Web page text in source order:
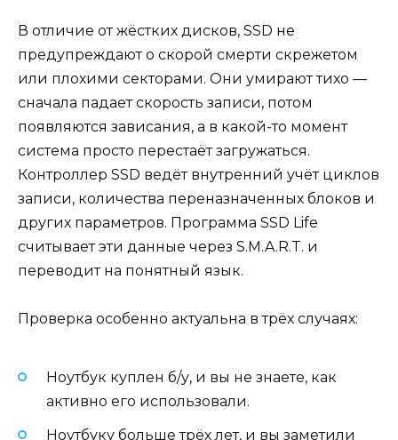
В отличие от жёстких дисков, SSD не
предупреждают о скорой смерти скрежетом
или плохими секторами. Они умирают тихо —
сначала падает скорость записи, потом
появляются зависания, а в какой-то момент
система просто перестаёт загружаться.
Контроллер SSD ведёт внутренний учёт циклов
записи, количества переназначенных блоков и
других параметров. Программа SSD Life
считывает эти данные через S.M.A.R.T. и
переводит на понятный язык.
Проверка особенно актуальна в трёх случаях:
Ноутбук куплен б/у, и вы не знаете, как
активно его использовали.
Ноутбуку больше трёх лет, и вы заметили